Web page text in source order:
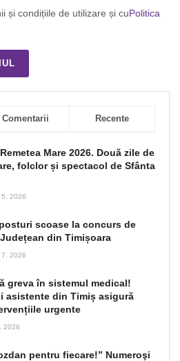
și condițiile de utilizare și cuPolitica
Comentarii Recente
Mare 2026. Două zile de
folclor și spectacol de Sfânta
5, 2026
scoase la concurs de
din Timișoara
7, 2026
greva în sistemul medical!
asistente din Timiș asigură
urgente
2026
pentru fiecare!” Numeroşi